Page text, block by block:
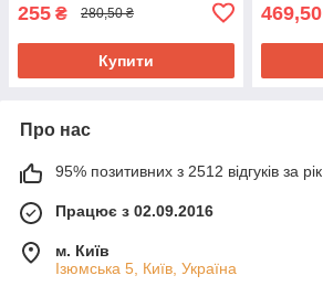
255 ₴ 280,50 ₴
Купити
469,50
Про нас
95% позитивних з 2512 відгуків за рік
Працює з 02.09.2016
м. Київ
Ізюмська 5, Київ, Україна